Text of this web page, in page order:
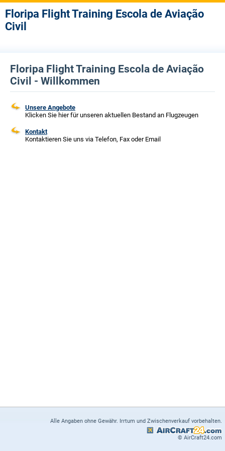
Floripa Flight Training Escola de Aviação
Civil
Floripa Flight Training Escola de Aviação
Civil - Willkommen
Unsere Angebote
Klicken Sie hier für unseren aktuellen Bestand an Flugzeugen
Kontakt
Kontaktieren Sie uns via Telefon, Fax oder Email
Alle Angaben ohne Gewähr. Irrtum und Zwischenverkauf vorbehalten.
© AirCraft24.com